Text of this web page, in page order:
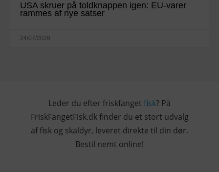
USA skruer på toldknappen igen: EU-varer
rammes af nye satser
24/07/2026
Leder du efter friskfanget fisk? På
FriskFangetFisk.dk finder du et stort udvalg
af fisk og skaldyr, leveret direkte til din dør.
Bestil nemt online!